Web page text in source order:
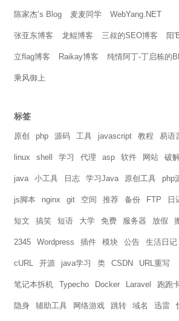
陈家杰’s Blog 麦麦同学 WebYang.NET
张亚东博客 龙鲲博客 三叔的SEO博客 阳
立flag博客 Raikay博客 纯情阿丁-丁启栋的
乘风御上
标签
原创 php 源码 工具 javascript 教程 易语
linux shell 学习 代理 asp 软件 网站 破
java 小工具 日志 学习Java 原创工具 php
js脚本 nginx git 空间 推荐 备份 FTP 日
短文 搞笑 短语 大学 免费 服务器 放假
2345 Wordpress 插件 模块 公告 生活日记
cURL 开源 java学习 类 CSDN URL重写
笔记本拆机 Typecho Docker Laravel 跑跑
隐身 辅助工具 网络游戏 跳转 域名 迅雷